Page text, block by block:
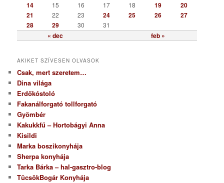
« dec feb »
14
15 16 17 18 19
20
21
22 23 24 25 26
27
28
29 30 31
AKIKET SZÍVESEN OLVASOK
Csak, mert szeretem…
Dina világa
Erdőkóstoló
Fakanálforgató tollforgató
Gyömbér
Kakukkfű – Hortobágyi Anna
Kisildi
Marka boszikonyhája
Sherpa konyhája
Tarka Bárka – hal-gasztro-blog
TücsökBogár Konyhája